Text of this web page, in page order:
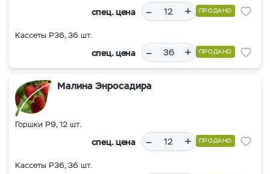
спец. цена – + ПРОДАНО
Кассеты Р36, 36 шт.
спец. цена – + ПРОДАНО
Малина Энросадира
Горшки Р9, 12 шт.
спец. цена – + ПРОДАНО
Кассеты Р36, 36 шт.